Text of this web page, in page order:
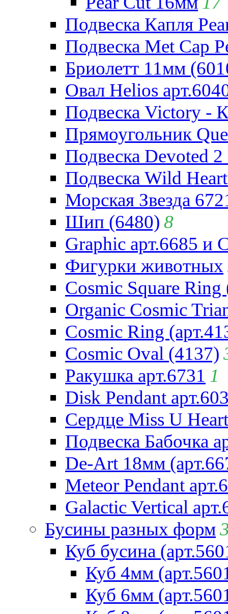
Подвеска Капля
Подвеска Met Cap
Бриолетт 11мм
Овал Helios
Подвеска Victory -
Прямоугольник
Подвеска Devoted
Подвеска Wild
Морская Звезда
Шип (6480) 8
Graphic арт.6685 и
Фигурки животных
Cosmic Square Ring
Organic Cosmic
Cosmic Ring
Cosmic Oval (4137)
Ракушка арт.6731 1
Disk Pendant
Сердце Miss U
Подвеска Бабочка
De-Art 18мм
Meteor Pendant
Galactic Vertical
Бусины разных форм
Куб бусина
Куб 4мм
Куб 6мм